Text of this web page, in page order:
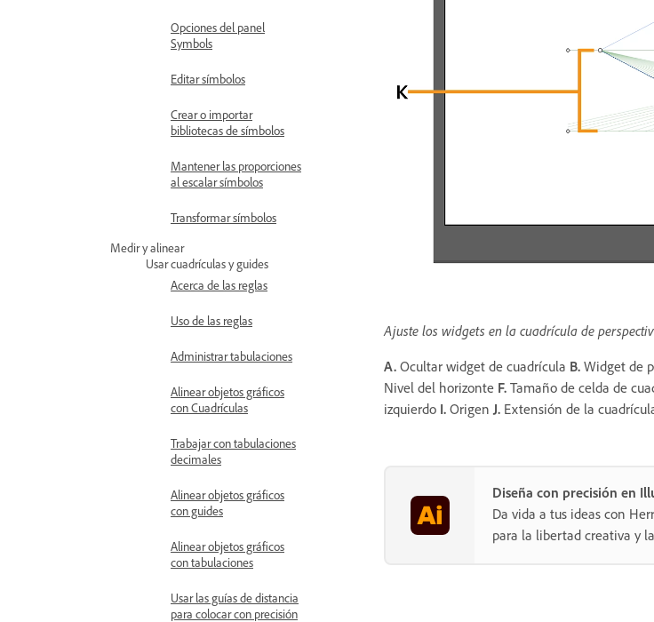
Opciones del panel
Symbols
Editar símbolos
Crear o importar
bibliotecas de símbolos
Mantener las proporciones
al escalar símbolos
Transformar símbolos
Medir y alinear
Usar cuadrículas y guides
Acerca de las reglas
Uso de las reglas
Administrar tabulaciones
Alinear objetos gráficos
con Cuadrículas
Trabajar con tabulaciones
decimales
Alinear objetos gráficos
con guides
Alinear objetos gráficos
con tabulaciones
Usar las guías de distancia
para colocar con precisión
Ajuste los widgets en la cuadrícula de
A. Ocultar widget de cuadrícula B. Widget de
Nivel del horizonte F. Tamaño de celda de
izquierdo I. OrigenJ. Extensión de la
Diseña con precisión en
Da vida a tus ideas con
para la libertad creativa y